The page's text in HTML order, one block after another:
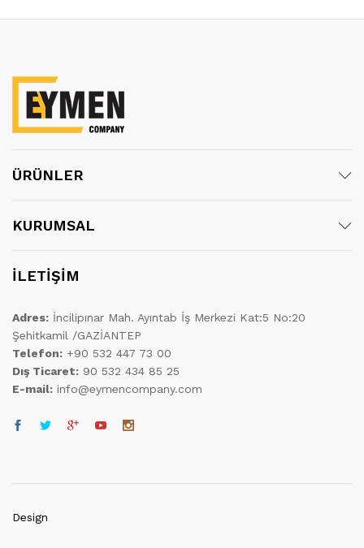
ÜRÜNLER
KURUMSAL
İLETİŞİM
Adres: İncilipınar Mah. Ayıntab İş Merkezi Kat:5 No:20
Şehitkamil /GAZİANTEP
Telefon: +90 532 447 73 00
Dış Ticaret: 90 532 434 85 25
E-mail: info@eymencompany.com
Design